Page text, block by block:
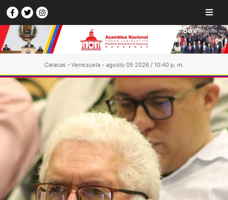
Caracas - Venezuela - agosto 05 2026 / 10:40 p. m.